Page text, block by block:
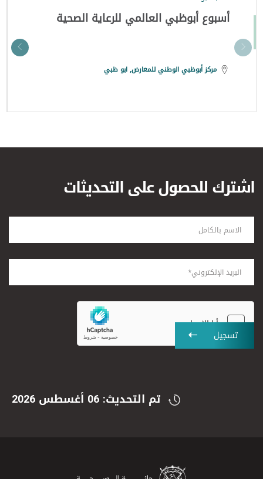
أسبوع أبوظبي العالمي للرعاية الصحية
مركز أبوظبي الوطني للمعارض, ابو ظبي
اشترك للحصول على التحديثات
تسجيل
تم التحديث: 06 أغسطس 2026